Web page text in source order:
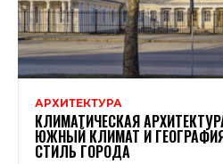
АРХИТЕКТУРА
КЛИМАТИЧЕСКАЯ
ЮЖНЫЙ КЛИМАТ И
СТИЛЬ ГОРОДА